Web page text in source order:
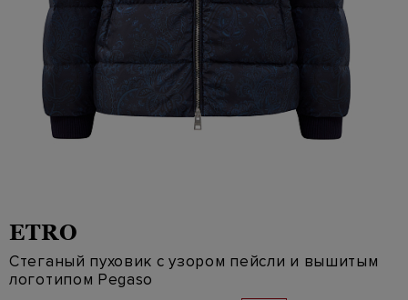
ETRO
Стеганый пуховик с узором пейсли и вышитым
логотипом Pegaso